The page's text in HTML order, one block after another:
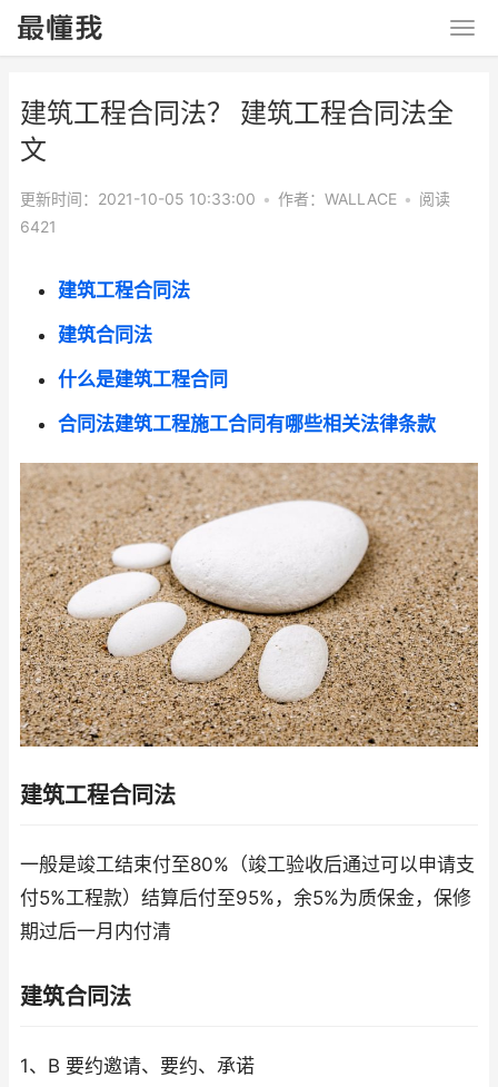
建筑工程合同法？ 建筑工程合同法全
文
更新时间：2021-10-05 10:33:00 • 作者：WALLACE • 阅读
6421
建筑工程合同法
建筑合同法
什么是建筑工程合同
合同法建筑工程施工合同有哪些相关法律条款
建筑工程合同法
一般是竣工结束付至80%（竣工验收后通过可以申请支
付5%工程款）结算后付至95%，余5%为质保金，保修
期过后一月内付清
建筑合同法
1、B 要约邀请、要约、承诺